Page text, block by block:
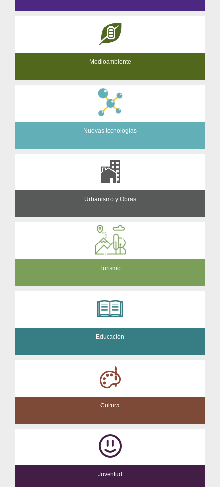
Medioambiente
Nuevas tecnologías
Urbanismo y Obras
Turismo
Educación
Cultura
Juventud